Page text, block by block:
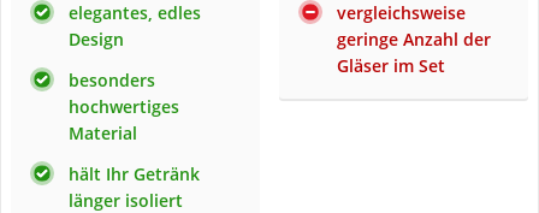
elegantes, edles
Design
besonders
hochwertiges
Material
hält Ihr Getränk
länger isoliert
vergleichsweise
geringe Anzahl der
Gläser im Set